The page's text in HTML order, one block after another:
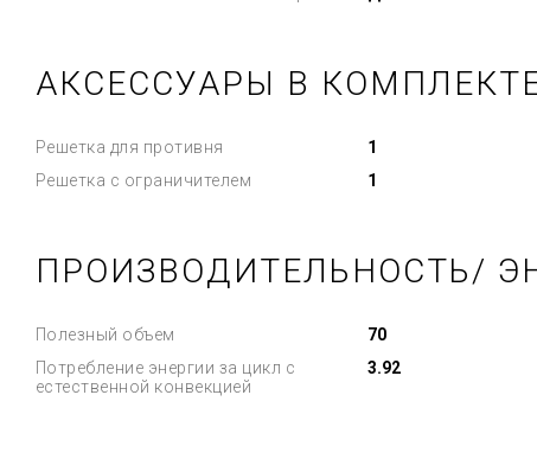
АКСЕССУАРЫ В
Решетка для противня
1
Решетка с ограничителем
1
ПРОИЗВОДИТЕЛЬНОСТЬ/
Полезный объем
70
Потребление энергии за цикл с
естественной конвекцией
3.92